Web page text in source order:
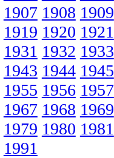
1907 1908 1909
1919 1920 1921
1931 1932 1933
1943 1944 1945
1955 1956 1957
1967 1968 1969
1979 1980 1981
1991